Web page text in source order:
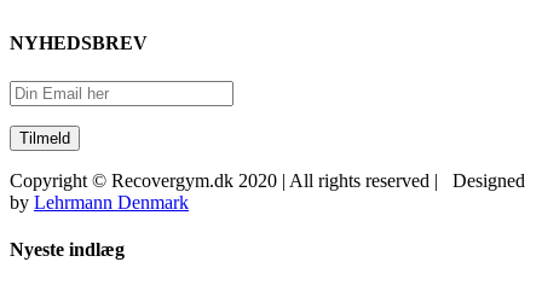
NYHEDSBREV
Copyright © Recovergym.dk 2020 | All rights reserved | Designed
by Lehrmann Denmark
Close
Nyeste indlæg